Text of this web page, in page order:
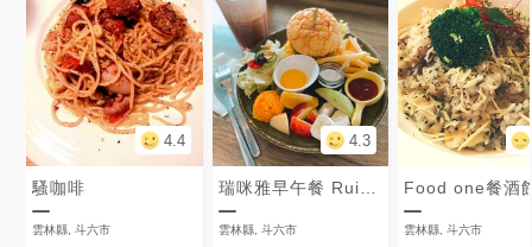
4.4
騷咖啡
雲林縣, 斗六市
4.3
瑞咪雅早午餐 RuimiyaBrunch
雲林縣, 斗六市
Food one餐酒
雲林縣, 斗六市